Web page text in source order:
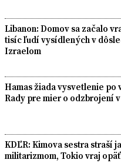
Libanon: Domov sa začalo
tisíc ľudí vysídlených v
Izraelom
Hamas žiada vysvetlenie po
Rady pre mier o odzbrojení
KDĽR: Kimova sestra straší
militarizmom, Tokio vraj